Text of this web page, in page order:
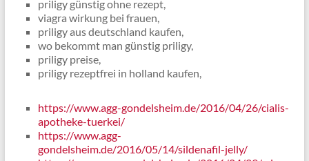
priligy günstig ohne rezept,
viagra wirkung bei frauen,
priligy aus deutschland kaufen,
wo bekommt man günstig priligy,
priligy preise,
priligy rezeptfrei in holland kaufen,
https://www.agg-gondelsheim.de/2016/04/26/cialis-
apotheke-tuerkei/
https://www.agg-
gondelsheim.de/2016/05/14/sildenafil-jelly/